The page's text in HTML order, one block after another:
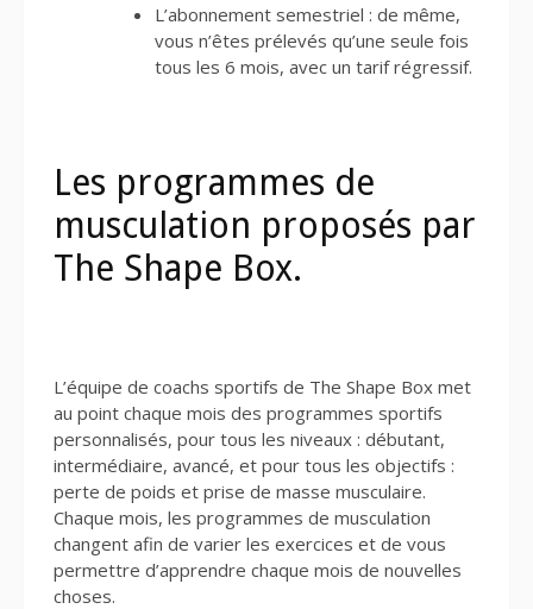
L’abonnement semestriel : de même,
vous n’êtes prélevés qu’une seule fois
tous les 6 mois, avec un tarif régressif.
Les programmes de
musculation proposés par
The Shape Box.
L’équipe de coachs sportifs de The Shape Box met
au point chaque mois des programmes sportifs
personnalisés, pour tous les niveaux : débutant,
intermédiaire, avancé, et pour tous les objectifs :
perte de poids et prise de masse musculaire.
Chaque mois, les programmes de musculation
changent afin de varier les exercices et de vous
permettre d’apprendre chaque mois de nouvelles
choses.